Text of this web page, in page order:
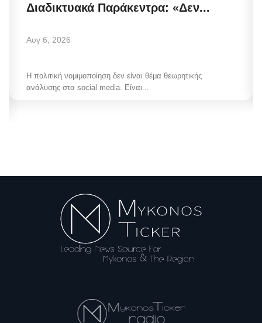
Διαδικτυακά Παράκεντρα: «Δεν...
Αυγ 6, 2026
Η πολιτική νομιμοποίηση δεν είναι θέμα θεωρητικής
ανάλυσης στα social media. Είναι...